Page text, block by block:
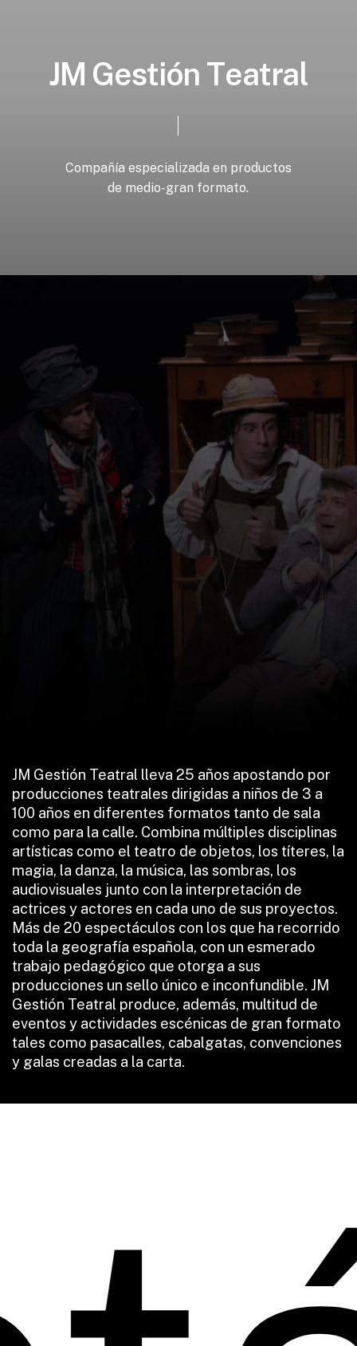
JM Gestión Teatral
Compañía especializada en productos
de medio-gran formato.
JM Gestión Teatral lleva 25 años apostando por
producciones teatrales dirigidas a niños de 3 a
100 años en diferentes formatos tanto de sala
como para la calle. Combina múltiples disciplinas
artísticas como el teatro de objetos, los títeres, la
magia, la danza, la música, las sombras, los
audiovisuales junto con la interpretación de
actrices y actores en cada uno de sus proyectos.
Más de 20 espectáculos con los que ha recorrido
toda la geografía española, con un esmerado
trabajo pedagógico que otorga a sus
producciones un sello único e inconfundible. JM
Gestión Teatral produce, además, multitud de
eventos y actividades escénicas de gran formato
tales como pasacalles, cabalgatas, convenciones
y galas creadas a la carta.